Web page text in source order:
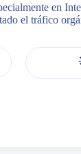
en
el tráfico